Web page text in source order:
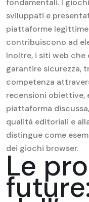
fondamentali. I
sviluppati e
piattaforme
contribuiscono ad
Inoltre, i siti web
garantire sicurezza,
competenza
recensioni obiettive,
piattaforma
qualità editoriali e
distingue come
dei giochi browser.
Le